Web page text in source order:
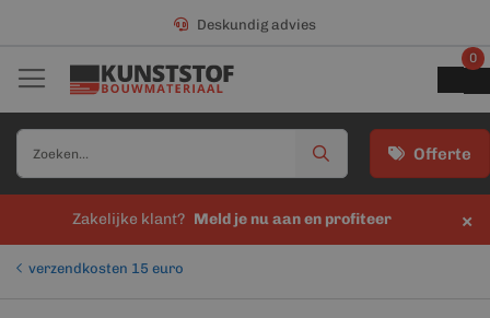
Deskundig advies
Offerte
0
Zakelijke klant? Meld je nu aan en profiteer ×
verzendkosten 15 euro